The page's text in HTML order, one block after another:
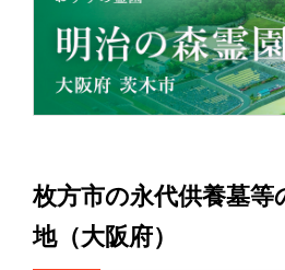
枚方市の永代供養墓等
地（大阪府）